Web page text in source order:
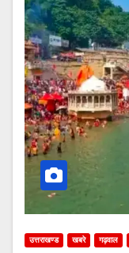
उत्तराखण्ड खबरे गढ़वाल